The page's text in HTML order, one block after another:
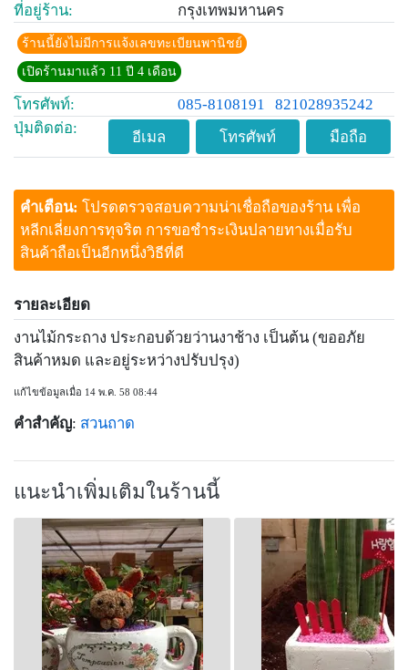
ที่อยู่ร้าน:
กรุงเทพมหานคร
ร้านนี้ยังไม่มีการแจ้งเลขทะเบียนพานิชย์
เปิดร้านมาแล้ว 11 ปี 4 เดือน
โทรศัพท์: 085-8108191
821028935242
ปุ่มติดต่อ:
อีเมล โทรศัพท์ มือถือ
คำเตือน: โปรดตรวจสอบความน่าเชื่อถือของร้าน เพื่อ
หลีกเลี่ยงการทุจริต การขอชำระเงินปลายทางเมื่อรับ
สินค้าถือเป็นอีกหนึ่งวิธีที่ดี
รายละเอียด
งานไม้กระถาง ประกอบด้วยว่านงาช้าง เป็นต้น (ขออภัย
สินค้าหมด และอยู่ระหว่างปรับปรุง)
แก้ไขข้อมูลเมื่อ 14 พ.ค. 58 08:44
คำสำคัญ: สวนถาด
แนะนำเพิ่มเติมในร้านนี้